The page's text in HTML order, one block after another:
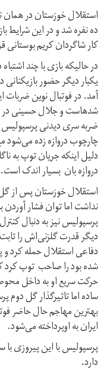
استقلال خوزستان در همان
ده نفره شد و در این شرایط
کار شاگردان کریم بوستانی
در حالیکه بازی با چند
یکبار دیگر حضور
آمد. در فوتبال نوین
ضربه سری دیدنی پرسپولیس
چارچوب دروازه زده می‌شود
دلیل اینکه جریان توپ به
دروازه بان بسیار اندک است.
استقلال خوزستان پس از
نداشت اما توان فشار
دیگر قدرت گلزنی‌اش را
دفاعی استقلال حمله کرد
شده بود را صاحب توپ کرد
حرکت سریع او به داخل
ساده اما تاثیرگذار گل دوم
بهترین مهاجم حال حاضر
ایران به او‌پرداخته می‌شود.
پرسپولیس با این پیروزی
دارد.